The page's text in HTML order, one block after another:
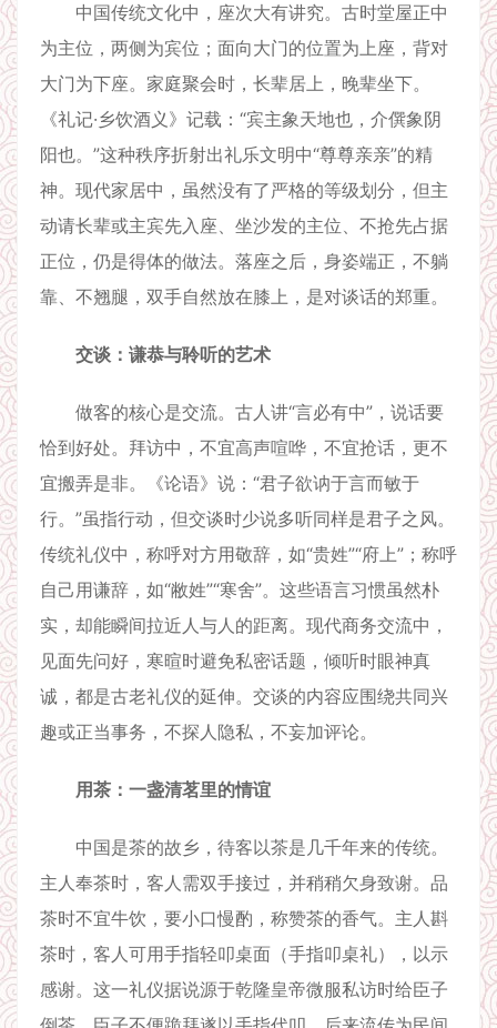
中国传统文化中，座次大有讲究。古时堂屋正中
为主位，两侧为宾位；面向大门的位置为上座，背对
大门为下座。家庭聚会时，长辈居上，晚辈坐下。
《礼记·乡饮酒义》记载：“宾主象天地也，介僎象阴
阳也。”这种秩序折射出礼乐文明中“尊尊亲亲”的精
神。现代家居中，虽然没有了严格的等级划分，但主
动请长辈或主宾先入座、坐沙发的主位、不抢先占据
正位，仍是得体的做法。落座之后，身姿端正，不躺
靠、不翘腿，双手自然放在膝上，是对谈话的郑重。
交谈：谦恭与聆听的艺术
做客的核心是交流。古人讲“言必有中”，说话要
恰到好处。拜访中，不宜高声喧哗，不宜抢话，更不
宜搬弄是非。《论语》说：“君子欲讷于言而敏于
行。”虽指行动，但交谈时少说多听同样是君子之风。
传统礼仪中，称呼对方用敬辞，如“贵姓”“府上”；称呼
自己用谦辞，如“敝姓”“寒舍”。这些语言习惯虽然朴
实，却能瞬间拉近人与人的距离。现代商务交流中，
见面先问好，寒暄时避免私密话题，倾听时眼神真
诚，都是古老礼仪的延伸。交谈的内容应围绕共同兴
趣或正当事务，不探人隐私，不妄加评论。
用茶：一盏清茗里的情谊
中国是茶的故乡，待客以茶是几千年来的传统。
主人奉茶时，客人需双手接过，并稍稍欠身致谢。品
茶时不宜牛饮，要小口慢酌，称赞茶的香气。主人斟
茶时，客人可用手指轻叩桌面（手指叩桌礼），以示
感谢。这一礼仪据说源于乾隆皇帝微服私访时给臣子